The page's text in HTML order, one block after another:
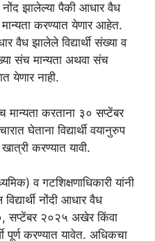
झालेल्या पैकी आधार वैध
मान्यता करण्यात येणार आहेत.
झालेले विद्यार्थी संख्या व
संच मान्यता अथवा संच
येणार नाही.
करताना ३० सप्टेंबर
घेताना विद्यार्थी वयानुरुप
करण्यात यावी.
व गटशिक्षणाधिकारी यांनी
नोंदी आधार वैध
सप्टेंबर २०२५ अखेर किंवा
पूर्ण करण्यात यावेत. अधिकचा